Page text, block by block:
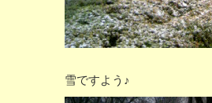
雪ですよう♪